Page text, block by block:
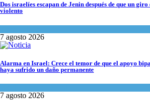
Dos israelíes escapan de Jenin después de que un
violento
7 agosto 2026
Alarma en Israel: Crece el temor de que el apoyo
haya sufrido un daño permanente
7 agosto 2026